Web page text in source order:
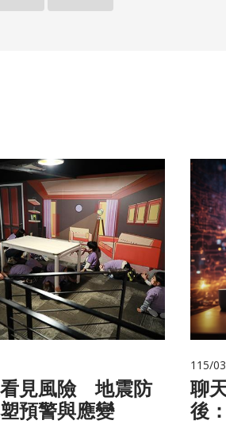
見風險 地震防
預警與應變
115/
聊
後